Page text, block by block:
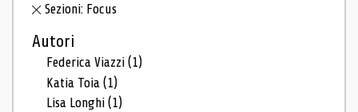
Sezioni: Focus
Autori
Federica Viazzi(1)
Katia Toia(1)
Lisa Longhi(1)